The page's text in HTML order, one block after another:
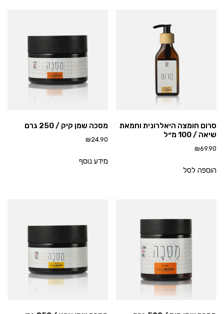
סרום חומצה היאלרונית וחמאת
שיאה / 100 מ״ל
₪69.90
הוספה לסל
מסכה שמן קיק / 250 גרם
₪24.90
מידע נוסף